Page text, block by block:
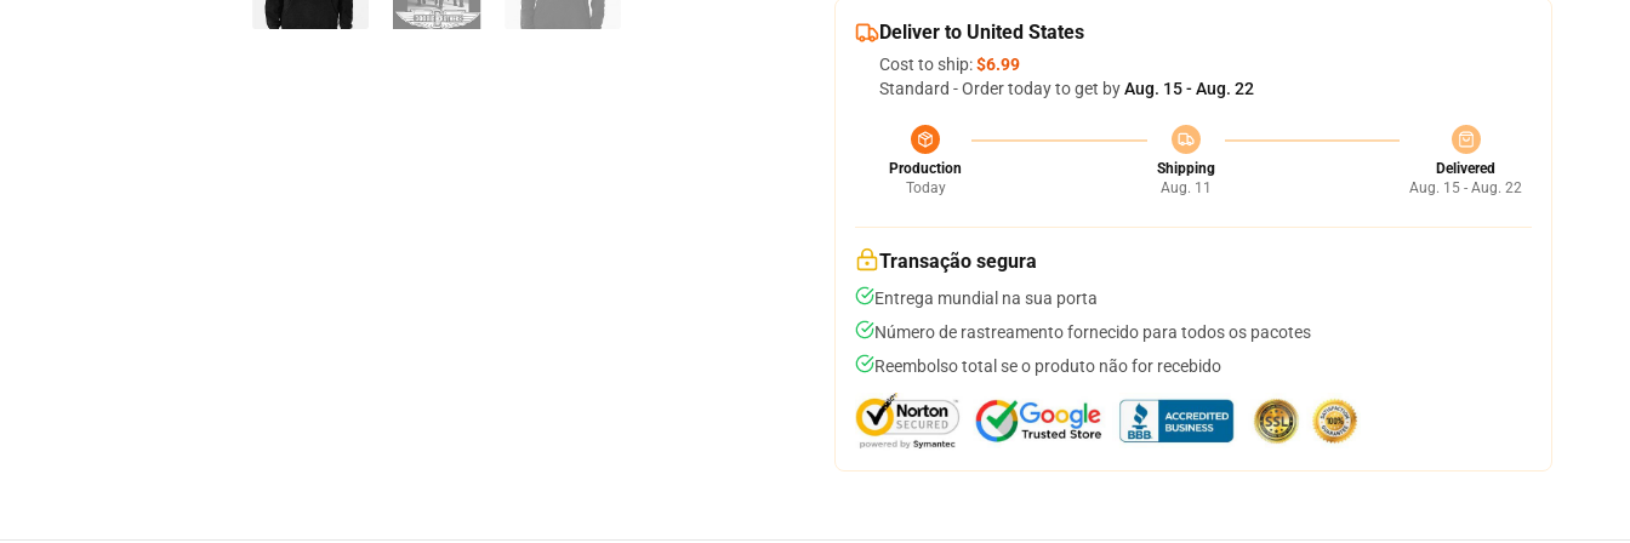
Deliver to United States
Cost to ship:$6.99
Standard - Order today to get byAug. 15 - Aug. 22
Production
Today
Shipping
Aug. 11
Delivered
Aug. 15 - Aug. 22
Transação segura
Entrega mundial na sua porta
Número de rastreamento fornecido para todos os pacotes
Reembolso total se o produto não for recebido